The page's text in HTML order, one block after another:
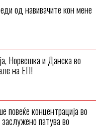
од навивачите кон мене
Норвешка и Данска во
на ЕП!
повеќе концентрација во
патува во